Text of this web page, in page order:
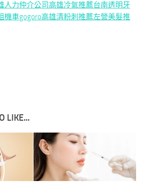
人力仲介公司高雄冷氣推薦台南透明牙
機車gogoro高雄清粉刺推薦左營美髮推
LIKE...